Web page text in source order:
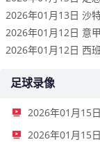
2026年01月13日 沙
2026年01月12日 意
2026年01月12日 西
足球录像
2026年01月15
2026年01月15